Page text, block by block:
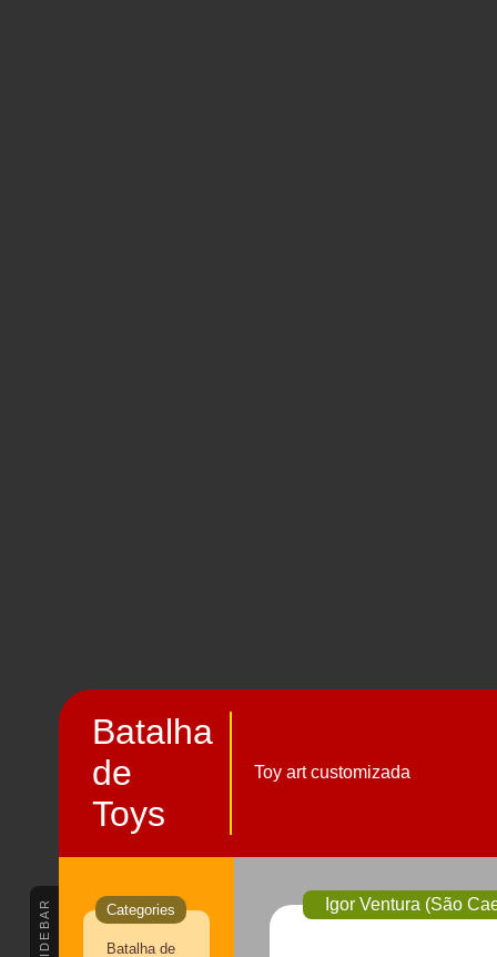
Batalha
de
Toys
Toy art customizada
SIDEBAR Categories
Batalha de
Igor Ventura (São